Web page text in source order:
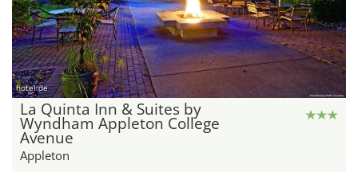
hotel.de
La Quinta Inn & Suites by
Wyndham Appleton College
Avenue
Appleton